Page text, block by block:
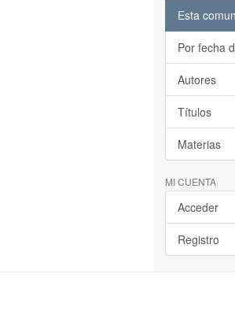
Esta
Por fecha
Autores
Títulos
Materias
MI CUENTA
Acceder
Registro